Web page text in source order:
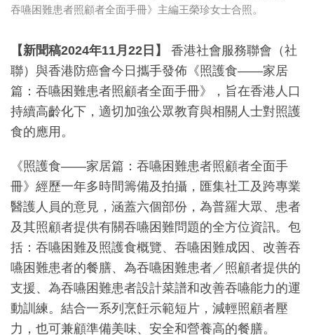
吞嚥困難患者照顧者全面手冊》主編王榮珍女士合照。
【新聞稿2024年11月 22 日】
香港社會服務聯會（社
聯）與香港防癌會今日攜手發佈《照護食——家居
篇：吞嚥困難患者照顧者全面手冊》，旨在香港人口
持續高齡化下，適切加強公眾教育與相關人士對照護
食的應用。
《照護食——家居篇：吞嚥困難患者照顧者全面手
冊》經歷一年多時間籌備及拍攝，匯集社工及跨專業
醫護人員的意見，涵蓋六個部份，為普羅大眾、患者
及其照顧者提供有關吞嚥困難問題的全方位資訊。包
括：吞嚥困難及照護食概覽、吞嚥困難成因、改善吞
嚥困難患者的餐膳、為吞嚥困難患者／照顧者提供的
支援、為吞嚥困難患者設計菜譜和改善吞嚥能力的運
動訓練。結合一系列烹飪示範短片，減輕照顧者壓
力，也可兼顧準備美味、安全和營養高的餐膳。